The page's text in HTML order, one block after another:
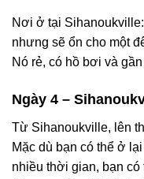
Nơi ở tại
nhưng sẽ ổn cho một
Nó rẻ, có hồ bơi và
Ngày 4 –
Từ Sihanoukville, lên
Mặc dù bạn có thể ở
nhiều thời gian, bạn